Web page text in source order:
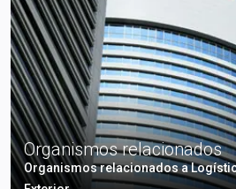
Organismos relacionados
Organismos relacionados a